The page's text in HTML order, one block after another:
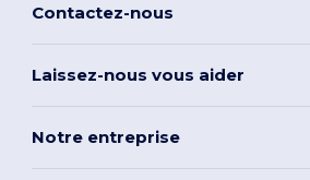
Contactez-nous
Laissez-nous vous aider
Notre entreprise